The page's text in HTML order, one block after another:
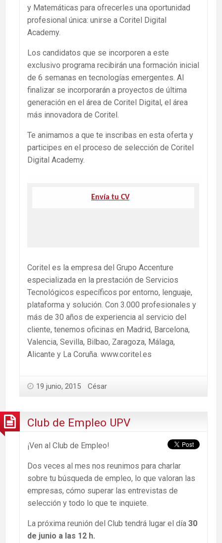
y Matemáticas para ofrecerles una oportunidad
profesional única: unirse a Coritel Digital
Academy.
Los candidatos que se incorporen a este
exclusivo programa recibirán una formación inicial
de 6 semanas en tecnologías emergentes. Al
finalizar se incorporarán a proyectos de última
generación en el área de Coritel Digital, el área
más innovadora de Coritel.
Te animamos a que te inscribas en esta oferta y
participes en el proceso de selección de Coritel
Digital Academy.
Envía tu CV
Coritel es la empresa del Grupo Accenture
especializada en la prestación de Servicios
Tecnológicos específicos por entorno, lenguaje,
plataforma y solución. Con 3.000 profesionales y
más de 30 años de experiencia al servicio del
cliente, tenemos oficinas en Madrid, Barcelona,
Valencia, Sevilla, Bilbao, Zaragoza, Málaga,
Alicante y La Coruña. www.coritel.es
19 junio, 2015 César
Club de Empleo UPV
¡Ven al Club de Empleo!
Dos veces al mes nos reunimos para charlar
sobre tu búsqueda de empleo, lo que valoran las
empresas, cómo superar las entrevistas de
selección y todo lo que te inquiete.
La próxima reunión del Club tendrá lugar el día 30
de junio a las 12 h.